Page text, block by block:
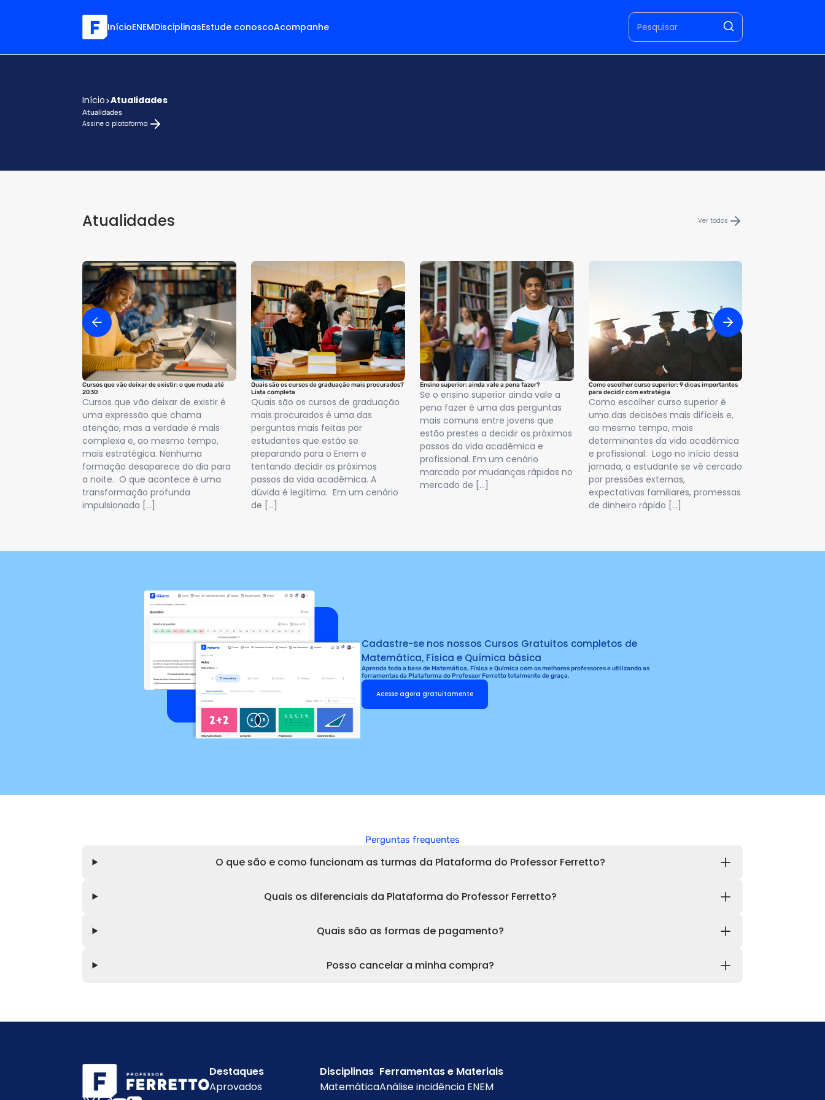
InícioENEMDisciplinasEstude conoscoAcompanhe
Início>Atualidades
Atualidades
Assine a plataforma
Atualidades Ver todos
Cursos que vão deixar de existir: o que muda até
2030
Cursos que vão deixar de existir é
uma expressão que chama
atenção, mas a verdade é mais
complexa e, ao mesmo tempo,
mais estratégica. Nenhuma
formação desaparece do dia para
a noite. O que acontece é uma
transformação profunda
impulsionada […]
Quais são os cursos de graduação mais procurados?
Lista completa
Quais são os cursos de graduação
mais procurados é uma das
perguntas mais feitas por
estudantes que estão se
preparando para o Enem e
tentando decidir os próximos
passos da vida acadêmica. A
dúvida é legítima. Em um cenário
de […]
Ensino superior: ainda vale a pena fazer?
Se o ensino superior ainda vale a
pena fazer é uma das perguntas
mais comuns entre jovens que
estão prestes a decidir os próximos
passos da vida acadêmica e
profissional. Em um cenário
marcado por mudanças rápidas no
mercado de […]
Como escolher curso superior: 9 dicas importantes
para decidir com estratégia
Como escolher curso superior é
uma das decisões mais difíceis e,
ao mesmo tempo, mais
determinantes da vida acadêmica
e profissional. Logo no início dessa
jornada, o estudante se vê cercado
por pressões externas,
expectativas familiares, promessas
de dinheiro rápido […]
Cadastre-se nos nossos Cursos Gratuitos completos de
Matemática, Física e Química básica
Aprenda toda a base de Matemática, Física e Química com os melhores professores e utilizando as
ferramentas da Plataforma do Professor Ferretto totalmente de graça.
Acesse agora gratuitamente
Perguntas frequentes
O que são e como funcionam as turmas da Plataforma do Professor Ferretto?
Quais os diferenciais da Plataforma do Professor Ferretto?
Quais são as formas de pagamento?
Posso cancelar a minha compra?
Destaques
Aprovados
Disciplinas
Matemática
Ferramentas e Materiais
Análise incidência ENEM